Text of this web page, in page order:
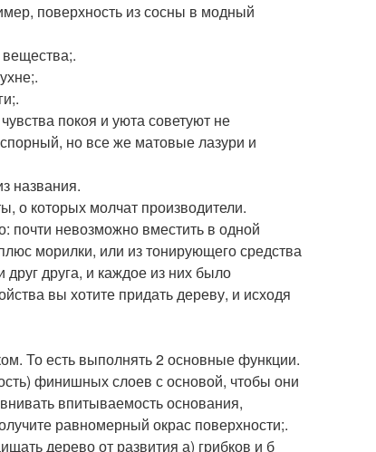
поверхность из сосны в модный
покоя и уюта советуют не
но все же матовые лазури и
названия.
о которых молчат производители.
почти невозможно вместить в одной
морилки, или из тонирующего средства
друга, и каждое из них было
вы хотите придать дереву, и исходя
То есть выполнять 2 основные функции.
финишных слоев с основой, чтобы они
впитываемость основания,
равномерный окрас поверхности;.
дерево от развития а) грибков и б